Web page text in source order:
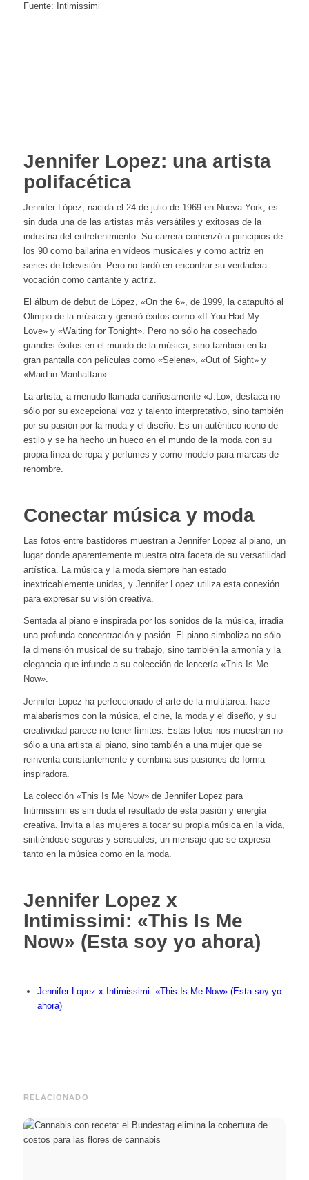
Fuente: Intimissimi
Jennifer Lopez: una artista
polifacética
Jennifer López, nacida el 24 de julio de 1969 en Nueva York, es
sin duda una de las artistas más versátiles y exitosas de la
industria del entretenimiento. Su carrera comenzó a principios de
los 90 como bailarina en vídeos musicales y como actriz en
series de televisión. Pero no tardó en encontrar su verdadera
vocación como cantante y actriz.
El álbum de debut de López, «On the 6», de 1999, la catapultó al
Olimpo de la música y generó éxitos como «If You Had My
Love» y «Waiting for Tonight». Pero no sólo ha cosechado
grandes éxitos en el mundo de la música, sino también en la
gran pantalla con películas como «Selena», «Out of Sight» y
«Maid in Manhattan».
La artista, a menudo llamada cariñosamente «J.Lo», destaca no
sólo por su excepcional voz y talento interpretativo, sino también
por su pasión por la moda y el diseño. Es un auténtico icono de
estilo y se ha hecho un hueco en el mundo de la moda con su
propia línea de ropa y perfumes y como modelo para marcas de
renombre.
Conectar música y moda
Las fotos entre bastidores muestran a Jennifer Lopez al piano, un
lugar donde aparentemente muestra otra faceta de su versatilidad
artística. La música y la moda siempre han estado
inextricablemente unidas, y Jennifer Lopez utiliza esta conexión
para expresar su visión creativa.
Sentada al piano e inspirada por los sonidos de la música, irradia
una profunda concentración y pasión. El piano simboliza no sólo
la dimensión musical de su trabajo, sino también la armonía y la
elegancia que infunde a su colección de lencería «This Is Me
Now».
Jennifer Lopez ha perfeccionado el arte de la multitarea: hace
malabarismos con la música, el cine, la moda y el diseño, y su
creatividad parece no tener límites. Estas fotos nos muestran no
sólo a una artista al piano, sino también a una mujer que se
reinventa constantemente y combina sus pasiones de forma
inspiradora.
La colección «This Is Me Now» de Jennifer Lopez para
Intimissimi es sin duda el resultado de esta pasión y energía
creativa. Invita a las mujeres a tocar su propia música en la vida,
sintiéndose seguras y sensuales, un mensaje que se expresa
tanto en la música como en la moda.
Jennifer Lopez x
Intimissimi: «This Is Me
Now» (Esta soy yo ahora)
Jennifer Lopez x Intimissimi: «This Is Me Now» (Esta soy yo
ahora)
RELACIONADO